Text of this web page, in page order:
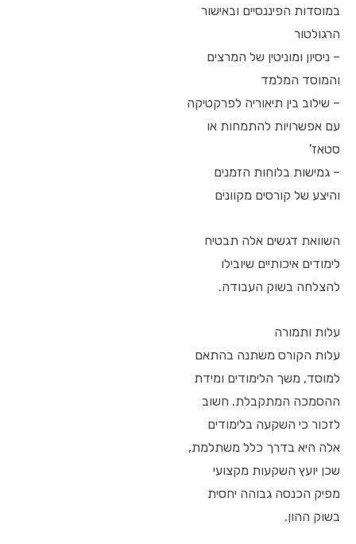
במוסדות הפיננסיים ובאישור
הרגולטור
– ניסיון ומוניטין של המרצים
והמוסד המלמד
– שילוב בין תיאוריה לפרקטיקה
עם אפשרויות להתמחות או
סטאז'
– גמישות בלוחות הזמנים
והיצע של קורסים מקוונים
השוואת דגשים אלה תבטיח
לימודים איכותיים שיובילו
להצלחה בשוק העבודה.
עלות ותמורה
עלות הקורס משתנה בהתאם
למוסד, משך הלימודים ומידת
ההסמכה המתקבלת. חשוב
לזכור כי השקעה בלימודים
אלה היא בדרך כלל משתלמת,
שכן יועץ השקעות מקצועי
מפיק הכנסה גבוהה יחסית
בשוק ההון.